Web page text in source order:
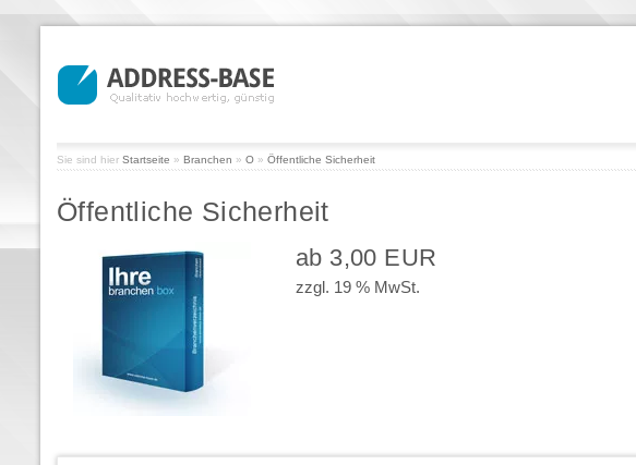
Sie sind hier Startseite » Branchen » O » Öffentliche Sicherheit
Öffentliche Sicherheit
ab 3,00 EUR
zzgl. 19 % MwSt.